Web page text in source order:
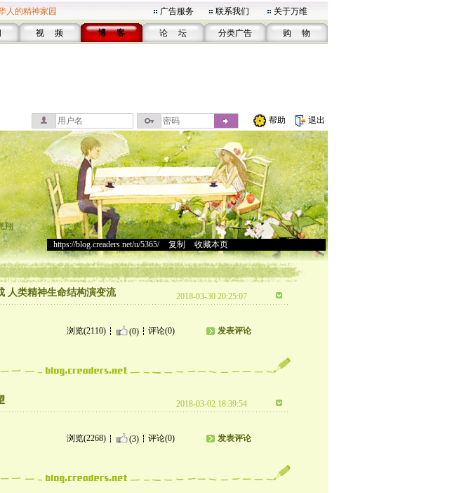
人的精神家园 广告服务 联系我们 关于万维
视 频 博 客 论 坛 分类广告 购 物
帮助 退出
翔
https://blog.creaders.net/u/5365/> 复制 收藏本页
类精神生命结构演变流 2018-03-30 20:25:07
浏览(2110) (0) 评论(0) 发表评论
2018-03-02 18:39:54
浏览(2268) (3) 评论(0) 发表评论